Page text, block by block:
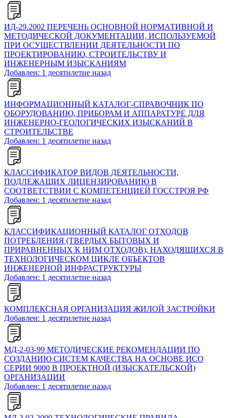
ИД-29.2002 ПЕРЕЧЕНЬ ОСНОВНОЙ НОРМАТИВНОЙ И
МЕТОДИЧЕСКОЙ ДОКУМЕНТАЦИИ, ИСПОЛЬЗУЕМОЙ
ПРИ ОСУЩЕСТВЛЕНИИ ДЕЯТЕЛЬНОСТИ ПО
ПРОЕКТИРОВАНИЮ, СТРОИТЕЛЬСТВУ И
ИНЖЕНЕРНЫМ ИЗЫСКАНИЯМ
Добавлен: 1 десятилетие назад
ИНФОРМАЦИОННЫЙ КАТАЛОГ-СПРАВОЧНИК ПО
ОБОРУДОВАНИЮ, ПРИБОРАМ И АППАРАТУРЕ ДЛЯ
ИНЖЕНЕРНО-ГЕОЛОГИЧЕСКИХ ИЗЫСКАНИЙ В
СТРОИТЕЛЬСТВЕ
Добавлен: 1 десятилетие назад
КЛАССИФИКАТОР ВИДОВ ДЕЯТЕЛЬНОСТИ,
ПОДЛЕЖАЩИХ ЛИЦЕНЗИРОВАНИЮ В
СООТВЕТСТВИИ С КОМПЕТЕНЦИЕЙ ГОССТРОЯ РФ
Добавлен: 1 десятилетие назад
КЛАССИФИКАЦИОННЫЙ КАТАЛОГ ОТХОДОВ
ПОТРЕБЛЕНИЯ (ТВЕРДЫХ БЫТОВЫХ И
ПРИРАВНЕННЫХ К НИМ ОТХОДОВ), НАХОДЯЩИХСЯ В
ТЕХНОЛОГИЧЕСКОМ ЦИКЛЕ ОБЪЕКТОВ
ИНЖЕНЕРНОЙ ИНФРАСТРУКТУРЫ
Добавлен: 1 десятилетие назад
КОМПЛЕКСНАЯ ОРГАНИЗАЦИЯ ЖИЛОЙ ЗАСТРОЙКИ
Добавлен: 1 десятилетие назад
МД-2-03-99 МЕТОДИЧЕСКИЕ РЕКОМЕНДАЦИИ ПО
СОЗДАНИЮ СИСТЕМ КАЧЕСТВА НА ОСНОВЕ ИСО
СЕРИИ 9000 В ПРОЕКТНОЙ (ИЗЫСКАТЕЛЬСКОЙ)
ОРГАНИЗАЦИИ
Добавлен: 1 десятилетие назад